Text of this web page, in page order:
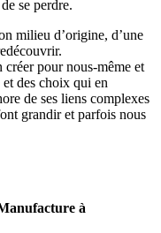
se perdre.
milieu d’origine, d’une
créer pour nous-même et
et des choix qui en
de ses liens complexes
grandir et parfois nous
à